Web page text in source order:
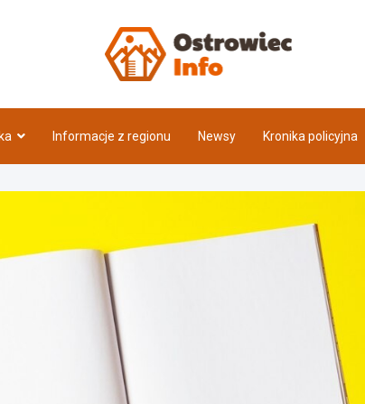
Informacje z regionu Newsy Kronika policyjna